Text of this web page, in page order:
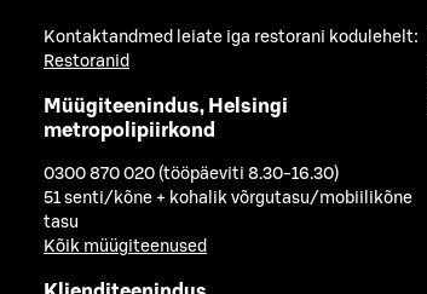
Kontaktandmed leiate iga restorani kodulehelt:
Restoranid
Müügiteenindus, Helsingi
metropolipiirkond
0300 870 020 (tööpäeviti 8.30-16.30)
51 senti/kõne + kohalik võrgutasu/mobiilikõne
tasu
Kõik müügiteenused